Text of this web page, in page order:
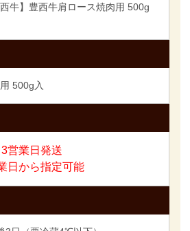
牛】豊西牛肩ロース焼肉用 500g
500g入
営業日発送
日から指定可能